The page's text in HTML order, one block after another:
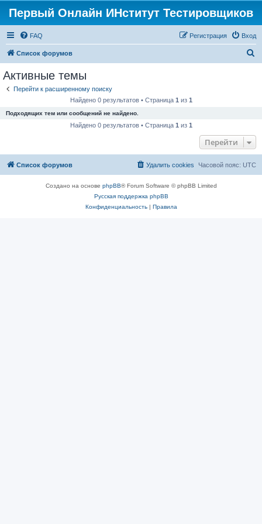
Первый Онлайн ИНститут Тестировщиков
FAQ Вход
Регистрация
Список форумов
Активные темы
Перейти к расширенному поиску
Найдено 0 результатов • Страница 1 из 1
Подходящих тем или сообщений не найдено.
Найдено 0 результатов • Страница 1 из 1
Перейти
Список форумов Часовой пояс: UTC
Удалить cookies
Создано на основе phpBB® Forum Software © phpBB Limited
Русская поддержка phpBB
Конфиденциальность| Правила